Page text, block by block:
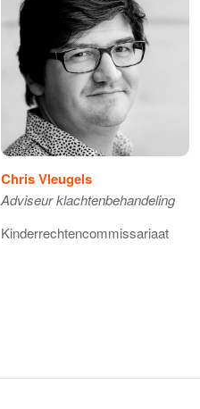
Chris Vleugels
Adviseur klachtenbehandeling
Kinderrechtencommissariaat